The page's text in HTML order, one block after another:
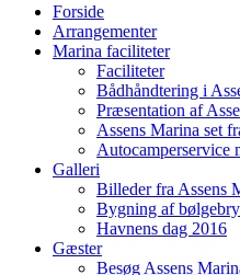
Forside
Arrangementer
Marina faciliteter
Faciliteter
Bådhåndtering i
Præsentation af
Assens Marina set
Autocamperservice
Galleri
Billeder fra Assens
Bygning af
Havnens dag 2016
Gæster
Besøg Assens